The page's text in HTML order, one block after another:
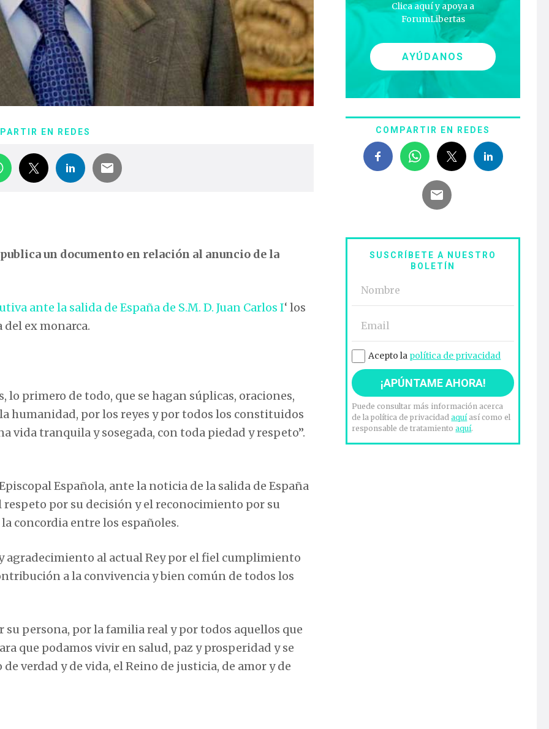
EN REDES
un documento en relación al anuncio de la
ante la salida de España de S.M. D. Juan Carlos I‘ los
ex monarca.
lo primero de todo, que se hagan súplicas, oraciones,
humanidad, por los reyes y por todos los constituidos
vida tranquila y sosegada, con toda piedad y respeto”.
Española, ante la noticia de la salida de España
respeto por su decisión y el reconocimiento por su
concordia entre los españoles.
agradecimiento al actual Rey por el fiel cumplimiento
a la convivencia y bien común de todos los
su persona, por la familia real y por todos aquellos que
que podamos vivir en salud, paz y prosperidad y se
verdad y de vida, el Reino de justicia, de amor y de
Clica aquí y apoya a
ForumLibertas
AYÚDANOS
COMPARTIR EN REDES
SUSCRÍBETE A NUESTRO
BOLETÍN
Acepto la política de privacidad
Puede consultar más información acerca
de la política de privacidadaquíasí como el
responsable de tratamientoaquí.